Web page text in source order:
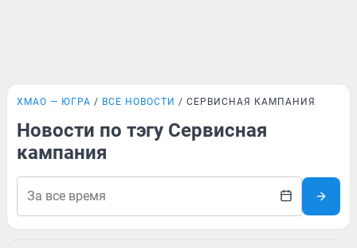
ХМАО — ЮГРА ВСЕ НОВОСТИ СЕРВИСНАЯ КАМПАНИЯ
Новости по тэгу Сервисная
кампания